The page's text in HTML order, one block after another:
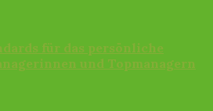
für das persönliche
und Topmanagern